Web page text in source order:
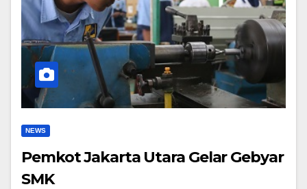
NEWS
Pemkot Jakarta Utara Gelar Gebyar
SMK